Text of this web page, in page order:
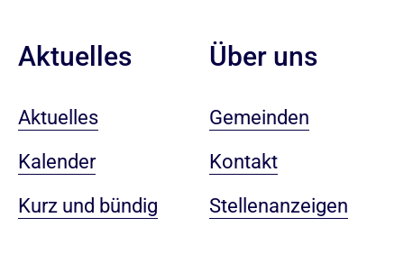
Aktuelles
Aktuelles
Kalender
Kurz und bündig
Über uns
Gemeinden
Kontakt
Stellenanzeigen